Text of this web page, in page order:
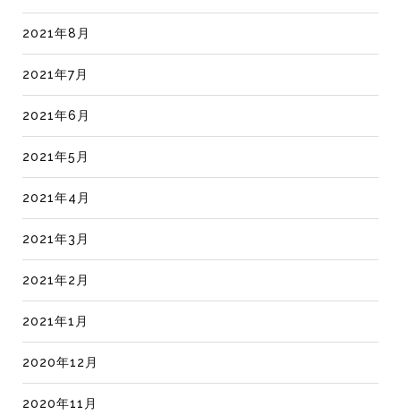
2021年8月
2021年7月
2021年6月
2021年5月
2021年4月
2021年3月
2021年2月
2021年1月
2020年12月
2020年11月